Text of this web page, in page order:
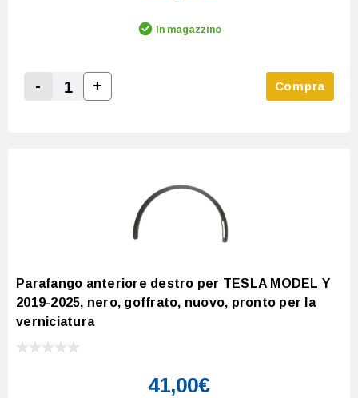
In magazzino
Decrease Quantity:
-
Increase Quantity:
+ Compra
Parafango anteriore destro per TESLA MODEL Y
2019-2025, nero, goffrato, nuovo, pronto per la
verniciatura
41,00€